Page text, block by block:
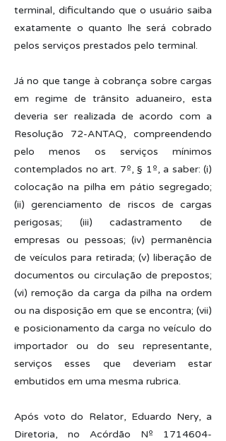
terminal, dificultando que o usuário saiba
exatamente o quanto lhe será cobrado
pelos serviços prestados pelo terminal.
Já no que tange à cobrança sobre cargas
em regime de trânsito aduaneiro, esta
deveria ser realizada de acordo com a
Resolução 72-ANTAQ, compreendendo
pelo menos os serviços mínimos
contemplados no art. 7º, § 1º, a saber: (i)
colocação na pilha em pátio segregado;
(ii) gerenciamento de riscos de cargas
perigosas; (iii) cadastramento de
empresas ou pessoas; (iv) permanência
de veículos para retirada; (v) liberação de
documentos ou circulação de prepostos;
(vi) remoção da carga da pilha na ordem
ou na disposição em que se encontra; (vii)
e posicionamento da carga no veículo do
importador ou do seu representante,
serviços esses que deveriam estar
embutidos em uma mesma rubrica.
Após voto do Relator, Eduardo Nery, a
Diretoria, no Acórdão Nº 1714604-